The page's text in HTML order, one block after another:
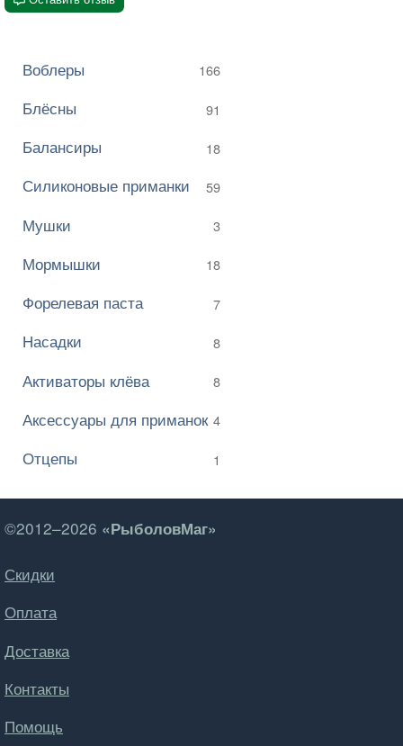
Воблеры 166
Блёсны 91
Балансиры 18
Силиконовые приманки 59
Мушки 3
Мормышки 18
Форелевая паста 7
Насадки 8
Активаторы клёва 8
Аксессуары для приманок 4
Отцепы 1
©2012–2026 «РыболовМаг»
Скидки
Оплата
Доставка
Контакты
Помощь